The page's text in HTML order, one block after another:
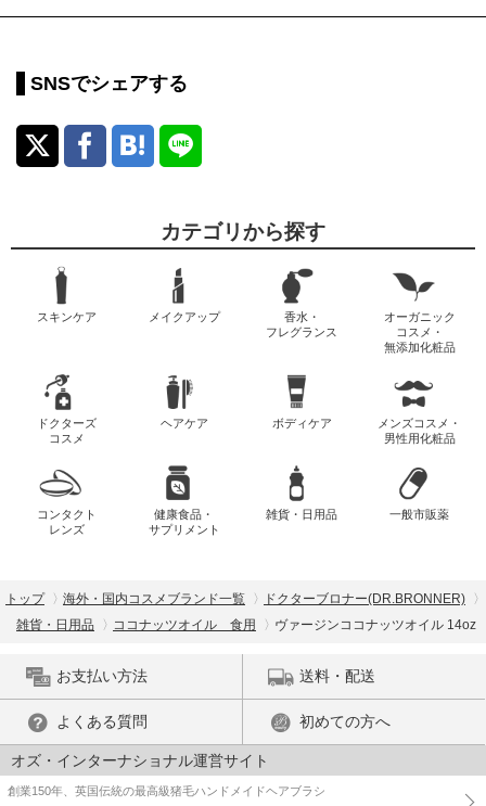
SNSでシェアする
カテゴリから探す
スキンケア メイクアップ
香水・
フレグランス
オーガニック
コスメ・
無添加化粧品
ドクターズ
コスメ
ヘアケア ボディケア
メンズコスメ・
男性用化粧品
コンタクト
レンズ
健康食品・
サプリメント
雑貨・日用品 一般市販薬
トップ 海外・国内コスメブランド一覧
ドクターブロナー(DR.BRONNER)
雑貨・日用品
ココナッツオイル 食用 ヴァージンココナッツオイル 14oz
お支払い方法 送料・配送
よくある質問 初めての方へ
オズ・インターナショナル運営サイト
創業150年、英国伝統の最高級猪毛ハンドメイドヘアブラシ